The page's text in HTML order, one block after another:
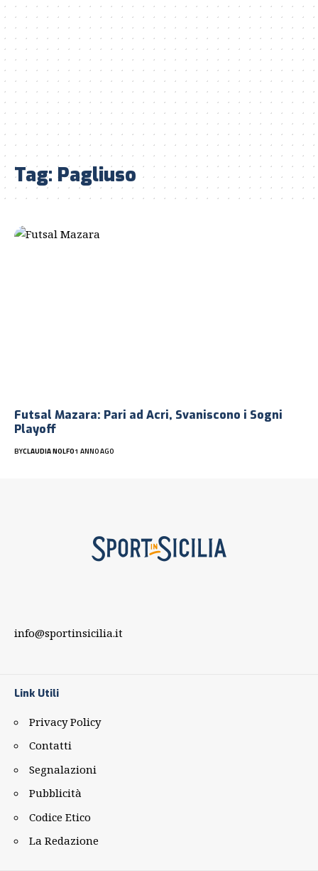
Tag: Pagliuso
Futsal Mazara: Pari ad Acri, Svaniscono i Sogni
Playoff
BYCLAUDIA NOLFO1 ANNO AGO
info@sportinsicilia.it
Link Utili
Privacy Policy
Contatti
Segnalazioni
Pubblicità
Codice Etico
La Redazione